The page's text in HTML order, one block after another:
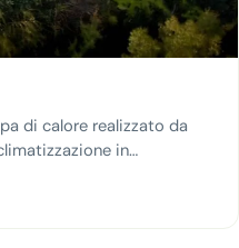
di calore realizzato da
in…